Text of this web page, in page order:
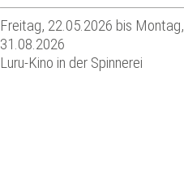
Freitag, 22.05.2026 bis Montag,
31.08.2026
Luru-Kino in der Spinnerei